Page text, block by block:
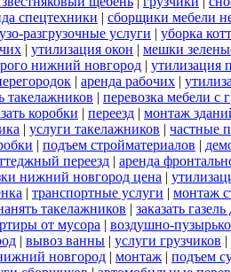
спецтехники | сборщики мебели
разгрузочные услуги | уборка
| утилизация окон | мешки
нижний новгород | утилизация
| аренда рабочих |
такелажников | перевозка мебели с
коробки | переезд | монтаж
| услуги такелажников | частные
| подъем стройматериалов |
переезд | аренда
нижний новгород цена |
| транспортные услуги | монтаж
такелажников | заказать
от мусора | воздушно-
| вывоз ванны | услуги грузчиков |
новгород | монтаж | подъем